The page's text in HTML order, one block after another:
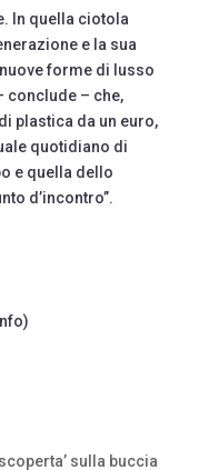
In quella ciotola
e la sua
forme di lusso
conclude – che,
plastica da un euro,
quotidiano di
e quella dello
d’incontro”.
sulla buccia